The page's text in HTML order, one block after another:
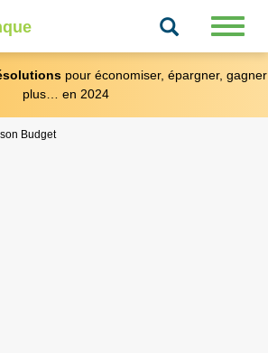
Recherche
pour économiser, épargner, gagner
plus… en 2024
Budget